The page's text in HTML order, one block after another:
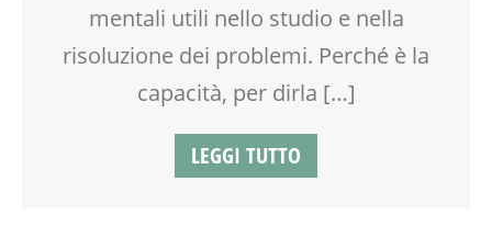
mentali utili nello studio e nella
risoluzione dei problemi. Perché è la
capacità, per dirla […]
LEGGI TUTTO